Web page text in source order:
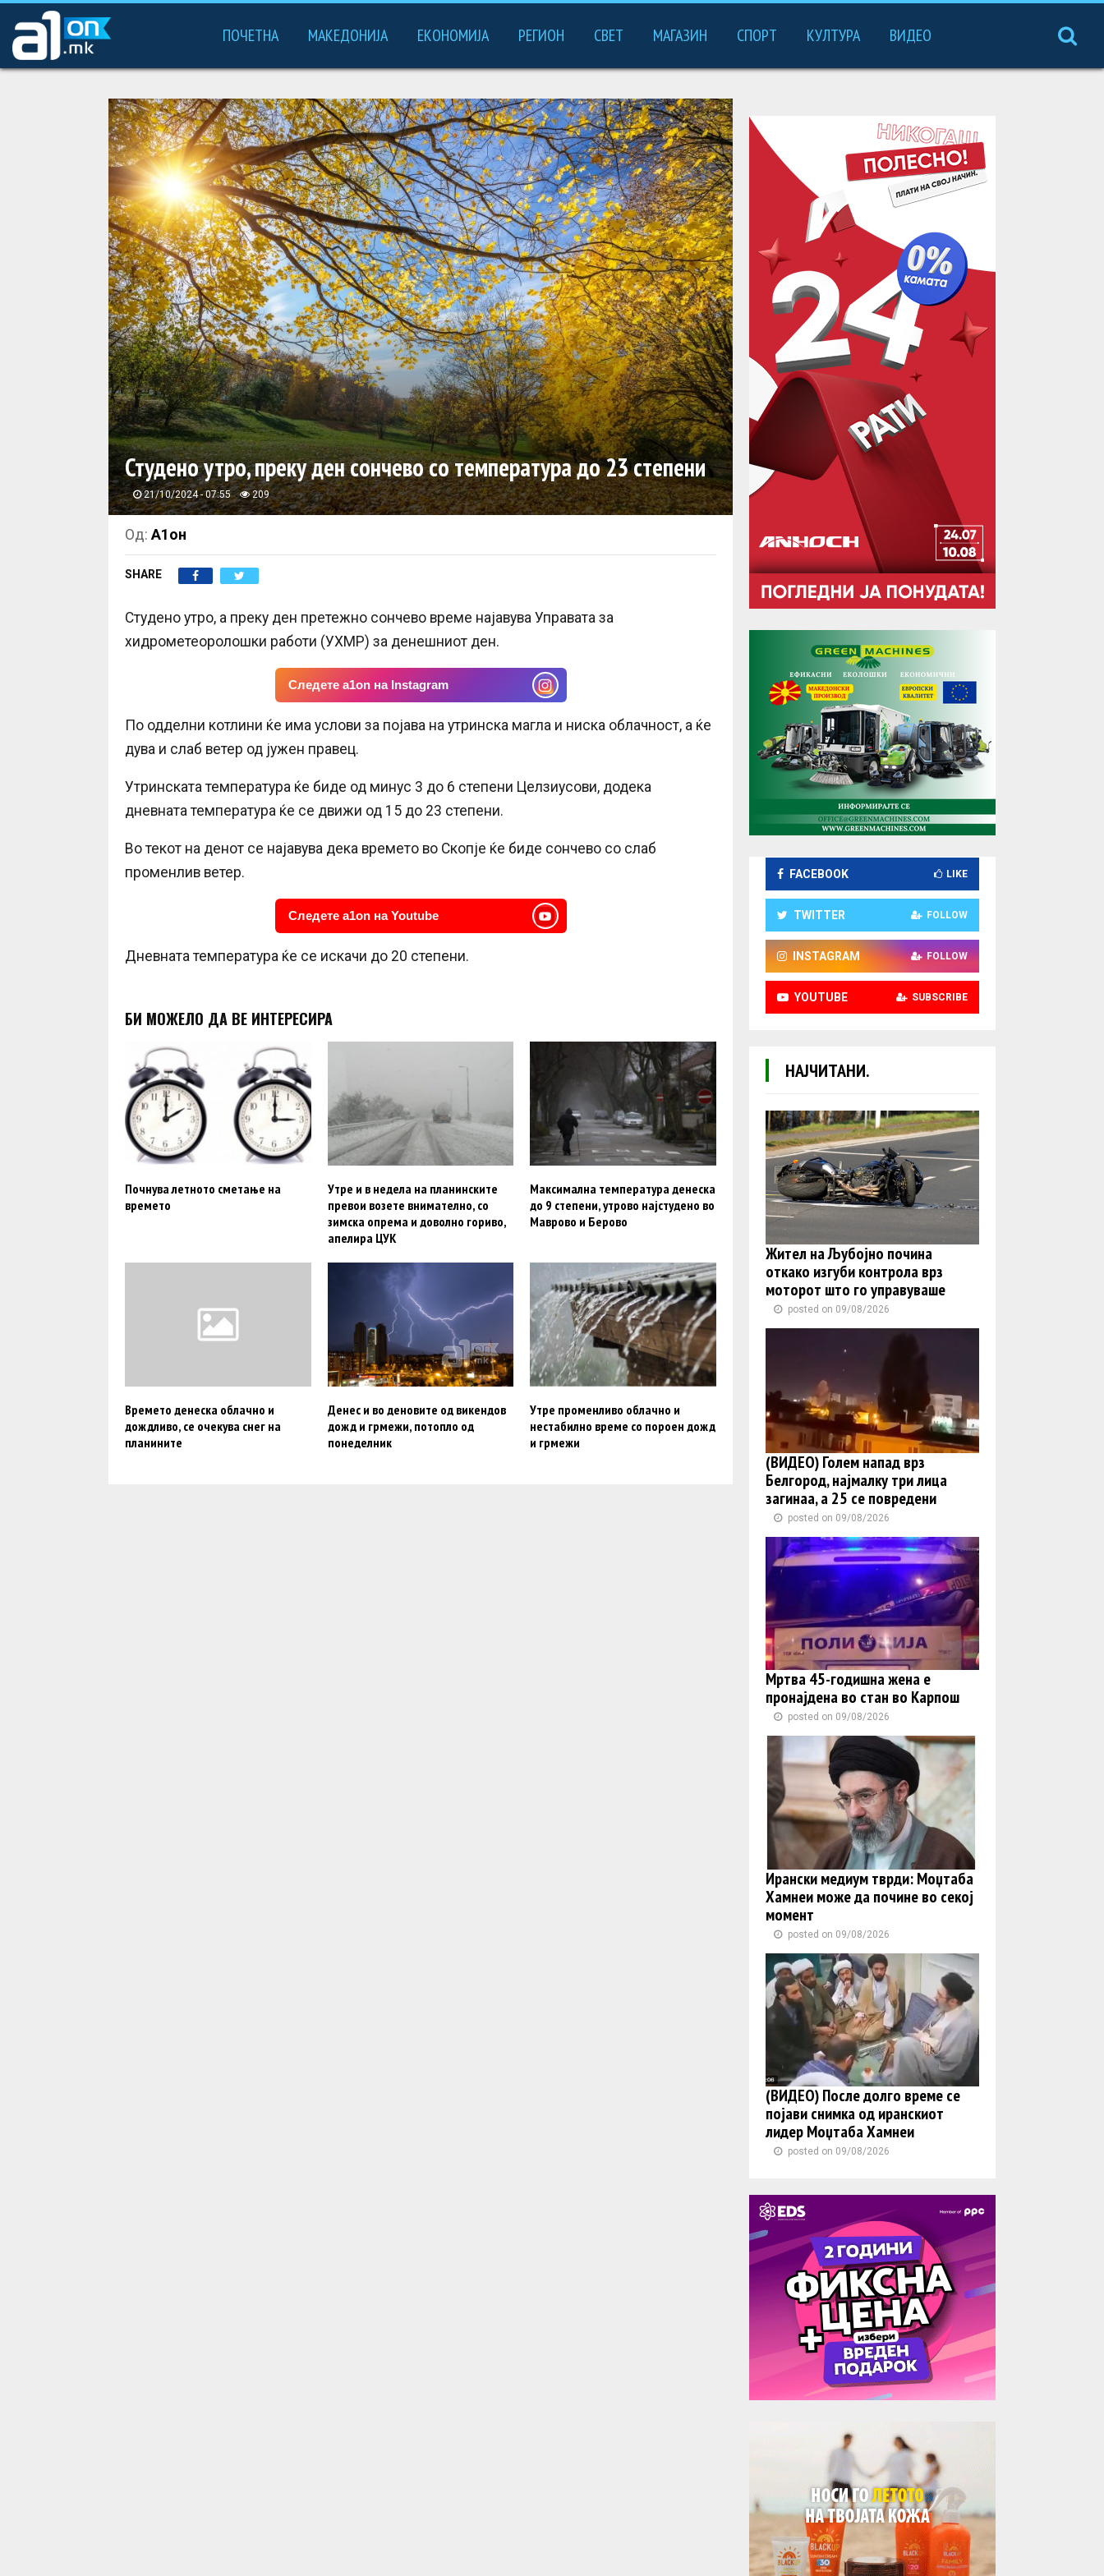
ПОЧЕТНА МАКЕДОНИЈА ЕКОНОМИЈА РЕГИОН СВЕТ МАГАЗИН СПОРТ КУЛТУРА ВИДЕО
Студено утро, преку ден сончево со температура до 23 степени
21/10/2024 - 07:55 209
Од: А1он
SHARE
Студено утро, а преку ден претежно сончево време најавува Управата за
хидрометеоролошки работи (УХМР) за денешниот ден.
Следете a1on на Instagram
По одделни котлини ќе има услови за појава на утринска магла и ниска облачност, а ќе
дува и слаб ветер од јужен правец.
Утринската температура ќе биде од минус 3 до 6 степени Целзиусови, додека
дневната температура ќе се движи од 15 до 23 степени.
Во текот на денот се најавува дека времето во Скопје ќе биде сончево со слаб
променлив ветер.
Следете a1on на Youtube
Дневната температура ќе се искачи до 20 степени.
БИ МОЖЕЛО ДА ВЕ ИНТЕРЕСИРА
Почнува летното сметање на
времето
Утре и в недела на планинските
превои возете внимателно, со
зимска опрема и доволно гориво,
апелира ЦУК
Максимална температура денеска
до 9 степени, утрово најстудено во
Маврово и Берово
Времето денеска облачно и
дождливо, се очекува снег на
планините
Денес и во деновите од викендов
дожд и грмежи, потопло од
понеделник
Утре променливо облачно и
нестабилно време со пороен дожд
и грмежи
FACEBOOK LIKE
TWITTER FOLLOW
INSTAGRAM FOLLOW
YOUTUBE SUBSCRIBE
НАЈЧИТАНИ.
Жител на Љубојно почина
откако изгуби контролa врз
моторот што го управуваше
posted on 09/08/2026
(ВИДЕО) Голем напад врз
Белгород, најмалку три лица
загинаа, а 25 се повредени
posted on 09/08/2026
Мртва 45-годишна жена е
пронајдена во стан во Карпош
posted on 09/08/2026
Ирански медиум тврди: Моџтаба
Хамнеи може да почине во секој
момент
posted on 09/08/2026
(ВИДЕО) После долго време се
појави снимка од иранскиот
лидер Моџтаба Хамнеи
posted on 09/08/2026